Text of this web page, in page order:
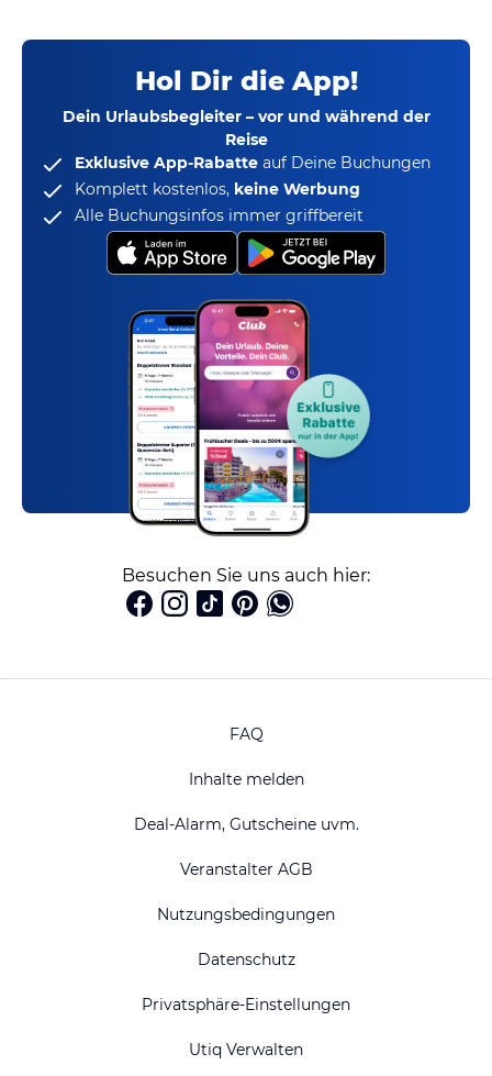
Hol Dir die App!
Dein Urlaubsbegleiter – vor und während der
Reise
Exklusive App-Rabatte auf Deine Buchungen
Komplett kostenlos, keine Werbung
Alle Buchungsinfos immer griffbereit
Besuchen Sie uns auch hier:
FAQ
Inhalte melden
Deal-Alarm, Gutscheine uvm.
Veranstalter AGB
Nutzungsbedingungen
Datenschutz
Privatsphäre-Einstellungen
Utiq Verwalten